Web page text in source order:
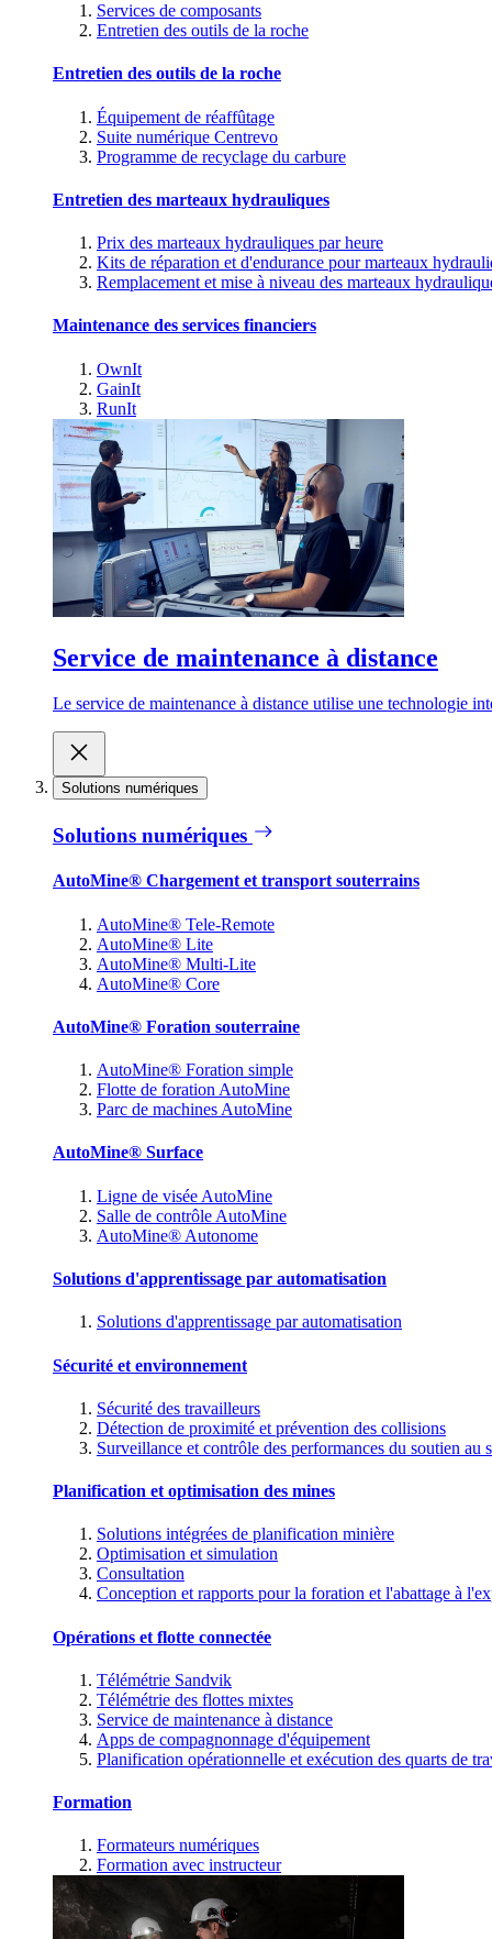
Services de composants
Entretien des outils de la roche
Entretien des outils de la roche
Équipement de réaffûtage
Suite numérique Centrevo
Programme de recyclage du carbure
Entretien des marteaux hydrauliques
Prix des marteaux hydrauliques par heure
Kits de réparation et d'endurance pour marteaux
Remplacement et mise à niveau des marteaux
Maintenance des services financiers
OwnIt
GainIt
RunIt
Service de maintenance à distance
Le service de maintenance à distance utilise une technologie
Solutions numériques
Solutions numériques
AutoMine® Chargement et transport souterrains
AutoMine® Tele-Remote
AutoMine® Lite
AutoMine® Multi-Lite
AutoMine® Core
AutoMine® Foration souterraine
AutoMine® Foration simple
Flotte de foration AutoMine
Parc de machines AutoMine
AutoMine® Surface
Ligne de visée AutoMine
Salle de contrôle AutoMine
AutoMine® Autonome
Solutions d'apprentissage par automatisation
Solutions d'apprentissage par automatisation
Sécurité et environnement
Sécurité des travailleurs
Détection de proximité et prévention des collisions
Surveillance et contrôle des performances du soutien au
Planification et optimisation des mines
Solutions intégrées de planification minière
Optimisation et simulation
Consultation
Conception et rapports pour la foration et l'abattage à
Opérations et flotte connectée
Télémétrie Sandvik
Télémétrie des flottes mixtes
Service de maintenance à distance
Apps de compagnonnage d'équipement
Planification opérationnelle et exécution des quarts de
Formation
Formateurs numériques
Formation avec instructeur